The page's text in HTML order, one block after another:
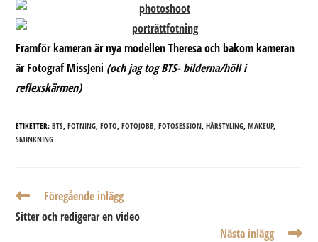
Framför kameran är nya modellen Theresa och bakom kameran
är Fotograf MissJeni (och jag tog BTS- bilderna/höll i
reflexskärmen)
ETIKETTER:BTS, FOTNING, FOTO, FOTOJOBB, FOTOSESSION, HÅRSTYLING, MAKEUP,
SMINKNING
Läs
artiklar
Föregående inlägg
Sitter och redigerar en video
Nästa inlägg